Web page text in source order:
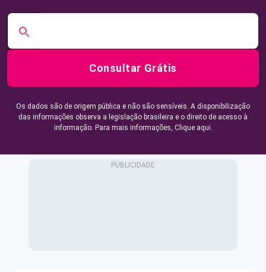
Consultar Grátis
Os dados são de origem pública e não são sensíveis. A disponibilização
das informações observa a legislação brasileira e o direito de acesso à
informação. Para mais informações, Clique aqui.